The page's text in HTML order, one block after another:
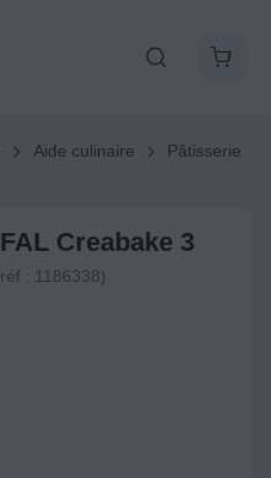
Aide culinaire
Pâtisserie
Creabake 3
: 1186338)